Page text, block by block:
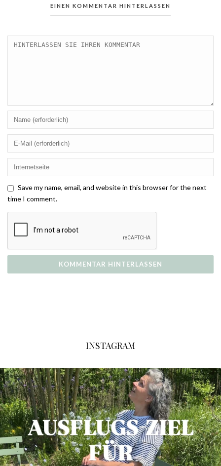
EINEN KOMMENTAR HINTERLASSEN
Save my name, email, and website in this browser for the next
time I comment.
INSTAGRAM